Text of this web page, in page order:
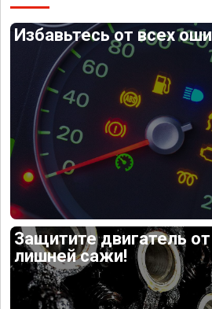
Избавьтесь от всех
Защитите двигатель
лишней сажи!